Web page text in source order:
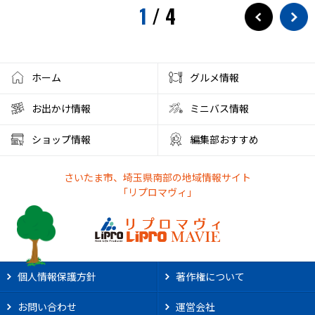
1 / 4
ホーム グルメ情報
お出かけ情報 ミニバス情報
ショップ情報 編集部おすすめ
さいたま市、埼玉県南部の地域情報サイト
「リプロマヴィ」
個人情報保護方針 著作権について
お問い合わせ 運営会社